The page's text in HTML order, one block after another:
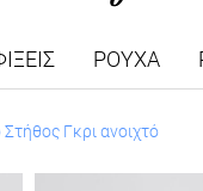
ΡΟΥΧΑ
Γκρι ανοιχτό